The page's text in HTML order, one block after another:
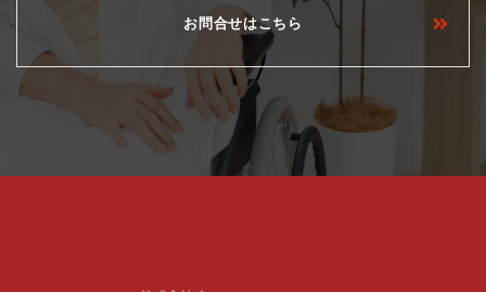
お問合せはこちら